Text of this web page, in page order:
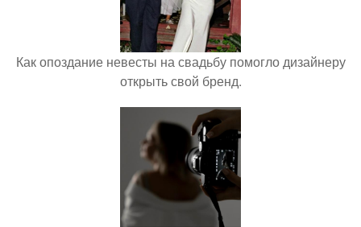
Как опоздание невесты на свадьбу помогло дизайнеру
открыть свой бренд.